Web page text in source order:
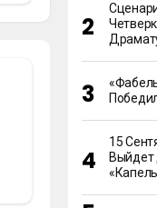
15
Выйдет